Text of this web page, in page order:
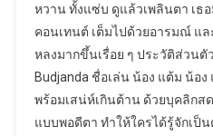
หวาน ทั้งแซ่บ ดูแล้วเพลินตา เธ
คอนเทนต์ เต็มไปด้วยอารมณ์ แล
หลงมากขึ้นเรื่อย ๆ ประวัติส่วนตั
Budjanda ชื่อเล่น น้อง แต้ม น้อ
พร้อมเสน่ห์เกินต้าน ด้วยบุคลิกส
แบบพอดีตา ทำให้ใครได้รู้จักเป็